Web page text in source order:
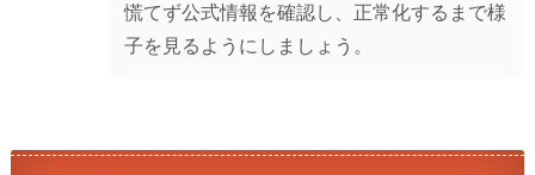
慌てず公式情報を確認し、正常化するまで様
子を見るようにしましょう。